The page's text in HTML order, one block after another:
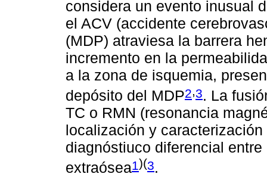
considera un evento inusual
el ACV (accidente
(MDP) atraviesa la barrera
incremento en la
a la zona de isquemia,
depósito del MDP2,3. La
TC o RMN (resonancia
localización y
diagnóstiuco diferencial
extraósea1)(3.